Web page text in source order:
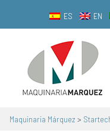
ES EN
Navegação principal
Maquinaria Márquez >